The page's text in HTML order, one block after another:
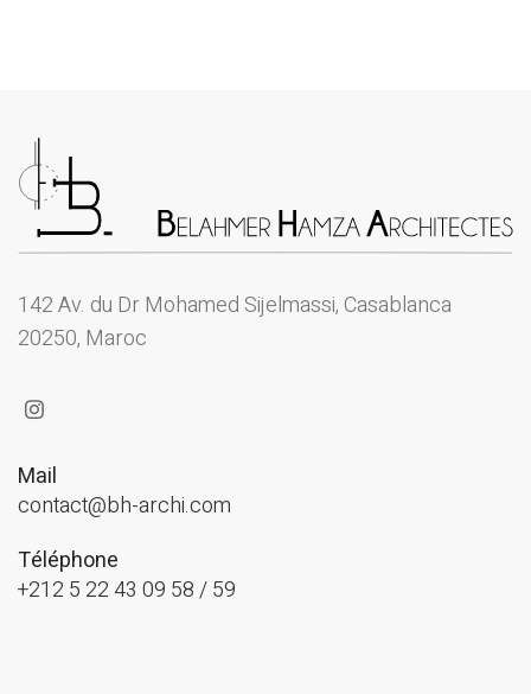
142 Av. du Dr Mohamed Sijelmassi, Casablanca
20250, Maroc
Mail
contact@bh-archi.com
Téléphone
+212 5 22 43 09 58 / 59